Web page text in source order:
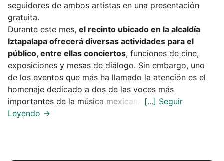
seguidores de ambos artistas en una presentación
gratuita.
Durante este mes, el recinto ubicado en la alcaldía
Iztapalapa ofrecerá diversas actividades para el
público, entre ellas conciertos, funciones de cine,
exposiciones y mesas de diálogo. Sin embargo, uno
de los eventos que más ha llamado la atención es el
homenaje dedicado a dos de las voces más
importantes de la música mexicana.